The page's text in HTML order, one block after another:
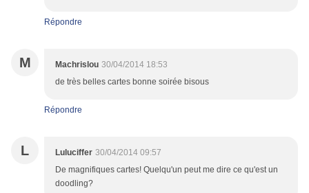
Répondre
M Machrislou 30/04/2014 18:53
de très belles cartes bonne soirée bisous
Répondre
L Luluciffer 30/04/2014 09:57
De magnifiques cartes! Quelqu'un peut me dire ce qu'est un
doodling?